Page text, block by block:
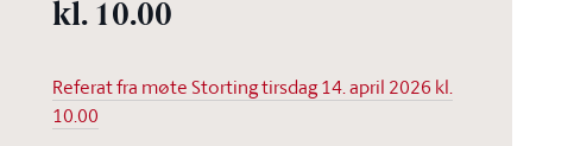
kl. 10.00
Referat fra møte Storting tirsdag 14. april 2026 kl.
10.00